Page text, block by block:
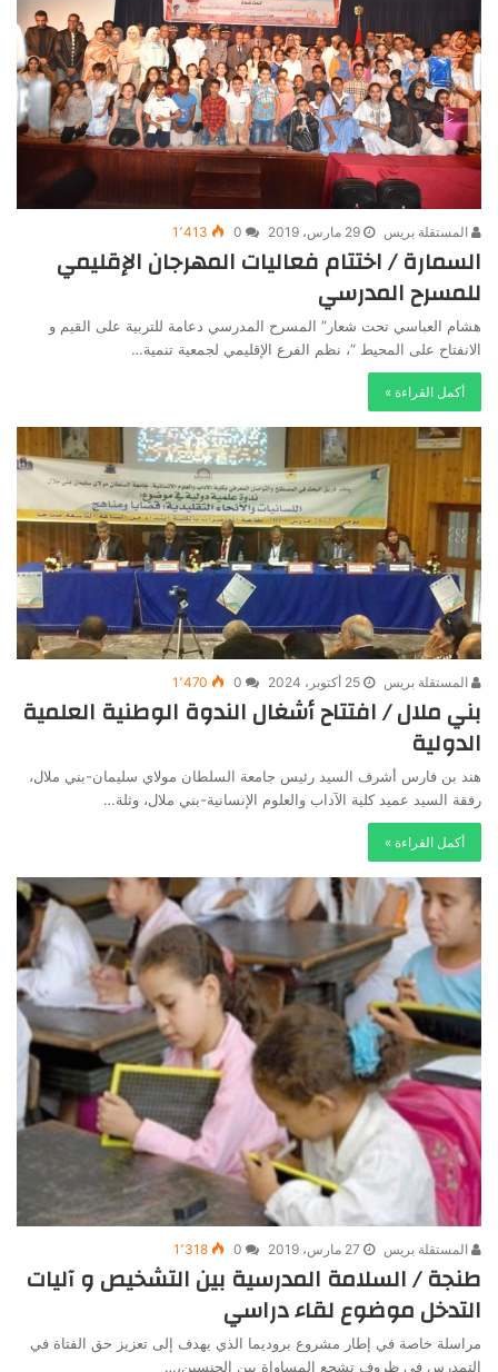
المستقلة بريس 29 مارس، 2019 0 1٬413
السمارة / اختتام فعاليات المهرجان الإقليمي
للمسرح المدرسي
هشام العباسي تحت شعار” المسرح المدرسي دعامة للتربية على القيم و
الانفتاح على المحيط “، نظم الفرع الإقليمي لجمعية تنمية…
أكمل القراءة »
المستقلة بريس 25 أكتوبر، 2024 0 1٬470
بني ملال / افتتاح أشغال الندوة الوطنية العلمية
الدولية
هند بن فارس أشرف السيد رئيس جامعة السلطان مولاي سليمان-بني ملال،
رفقة السيد عميد كلية الآداب والعلوم الإنسانية-بني ملال، وثلة…
أكمل القراءة »
المستقلة بريس 27 مارس، 2019 0 1٬318
طنجة / السلامة المدرسية بين التشخيص و آليات
التدخل موضوع لقاء دراسي
مراسلة خاصة في إطار مشروع بروديما الذي يهدف إلى تعزيز حق الفتاة في
التمدرس في ظروف تشجع المساواة بين الجنسين،…